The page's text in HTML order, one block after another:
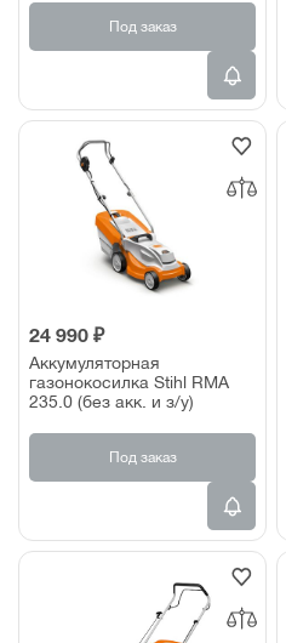
Под заказ
24 990 ₽
Аккумуляторная
газонокосилка Stihl RMA
235.0 (без акк. и з/у)
Под заказ